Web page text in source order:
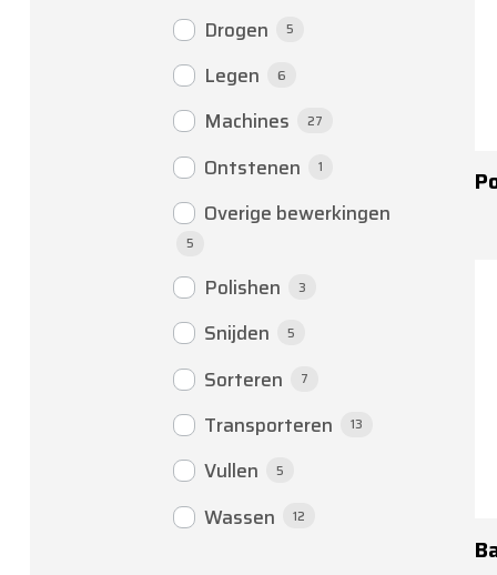
Drogen 5
Legen 6
Machines 27
Ontstenen 1
Overige bewerkingen
5
Polishen 3
Snijden 5
Sorteren 7
Transporteren 13
Vullen 5
Wassen 12